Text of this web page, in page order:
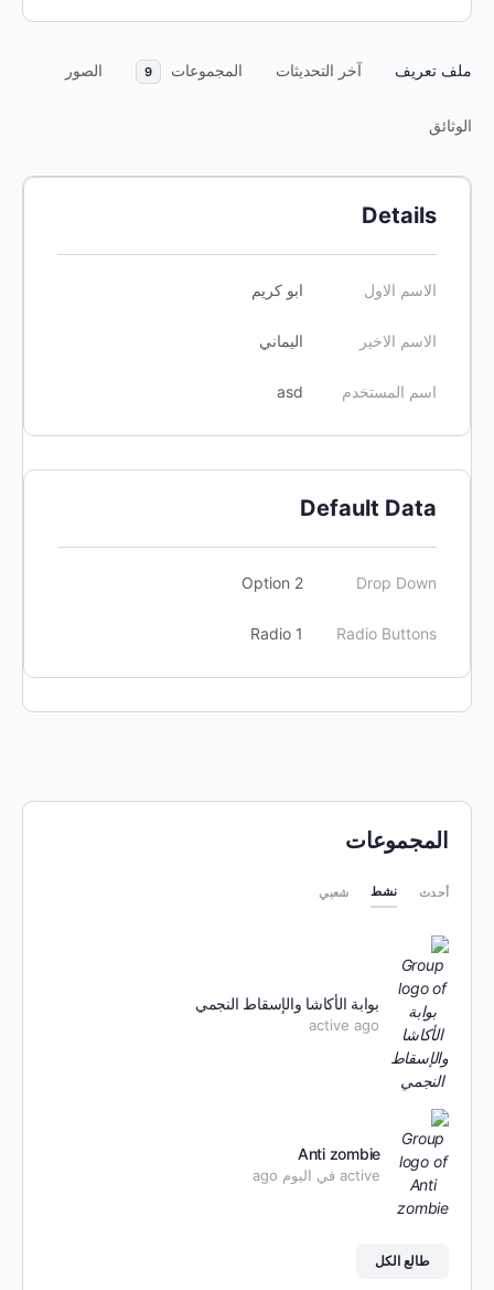
ملف تعريف آخر التحديثات المجموعات 9 الصور
الوثائق
Details
الاسم الاول ابو كريم
الاسم الاخير اليماني
اسم المستخدم asd
Default Data
Drop Down
Option 2
Radio Buttons
Radio 1
المجموعات
أحدث نشط شعبي
بوابة الأكاشا والإسقاط النجمي
active ago
Anti zombie
active في اليوم ago
طالع الكل